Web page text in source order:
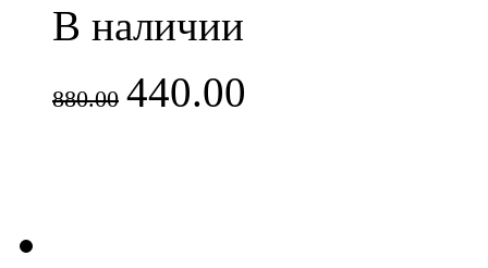
В наличии
880.00 440.00